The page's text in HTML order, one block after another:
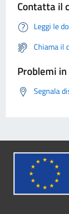
Contatta il
Leggi le
Chiama il
Problemi
Segnala